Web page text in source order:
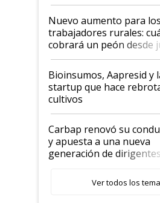
Nuevo aumento para los
trabajadores rurales:
cobrará un peón desde
Bioinsumos, Aapresid y
startup que hace
cultivos
Carbap renovó su
y apuesta a una nueva
generación de dirigentes
Ver todos los